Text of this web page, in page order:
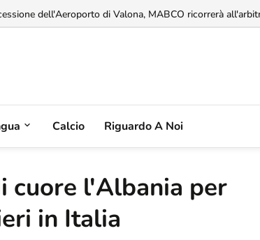
dell'Aeroporto di Valona, MABCO ricorrerà
Calcio Riguardo A Noi
cuore l'Albania per
in Italia